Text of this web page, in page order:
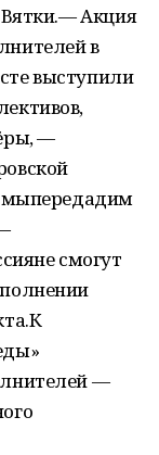
Вятки.— Акция
в
выступили
—
мыпередадим
смогут
—